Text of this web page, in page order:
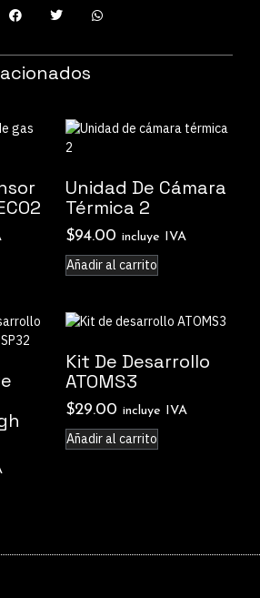
Unidad De Cámara
Térmica 2
$94.00 incluye IVA
Añadir al carrito
Kit De Desarrollo
ATOMS3
$29.00 incluye IVA
Añadir al carrito